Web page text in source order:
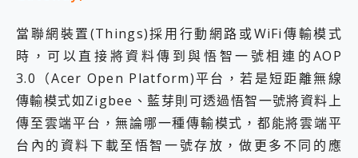
當聯網裝置(Things)採用行動網路或WiFi傳輸模式
時，可以直接將資料傳到與悟智一號相連的AOP
3.0（Acer Open Platform)平台，若是短距離無線
傳輸模式如Zigbee、藍芽則可透過悟智一號將資料上
傳至雲端平台，無論哪一種傳輸模式，都能將雲端平
台內的資料下載至悟智一號存放，做更多不同的應